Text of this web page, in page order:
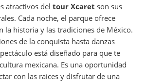
atractivos del tour Xcaret son sus
Cada noche, el parque ofrece
la historia y las tradiciones de México.
de la conquista hasta danzas
está diseñado para que te
mexicana. Es una oportunidad
con las raíces y disfrutar de una